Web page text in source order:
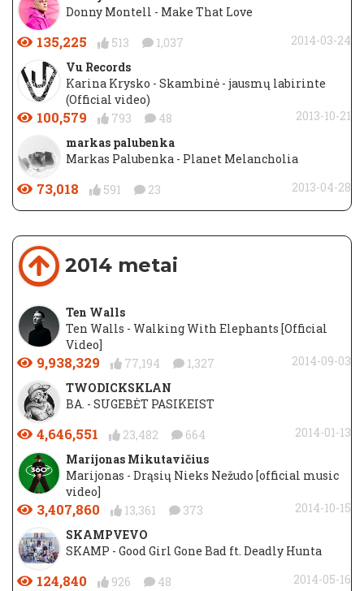
Donny Montell - Make That Love
135,225 513 1,037
2014-03-24
Vu Records
Karina Krysko - Skambinė - jausmų labirinte
(Official video)
100,579 793 48
2013-10-21
markas palubenka
Markas Palubenka - Planet Melancholia
73,018 591 23 2013-04-28
2014 metai
Ten Walls
Ten Walls - Walking With Elephants [Official
Video]
9,938,329 77,194 1,327
2014-09-03
TWODICKSKLAN
BA. - SUGEBĖT PASIKEIST
4,646,551 23,482 664
2014-01-13
Marijonas Mikutavičius
Marijonas - Drąsių Nieks Nežudo [official music
video]
3,407,860 13,361 373
2014-10-15
SKAMPVEVO
SKAMP - Good Girl Gone Bad ft. Deadly Hunta
124,840 926 48
2014-05-16